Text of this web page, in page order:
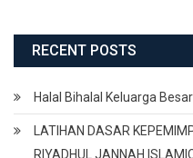
RECENT POSTS
Halal Bihalal Keluarga
LATIHAN DASAR
RIYADHUL JANNAH